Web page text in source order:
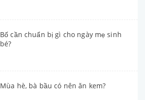
Bố cần chuẩn bị gì cho ngày mẹ sinh
bé?
Mùa hè, bà bầu có nên ăn kem?